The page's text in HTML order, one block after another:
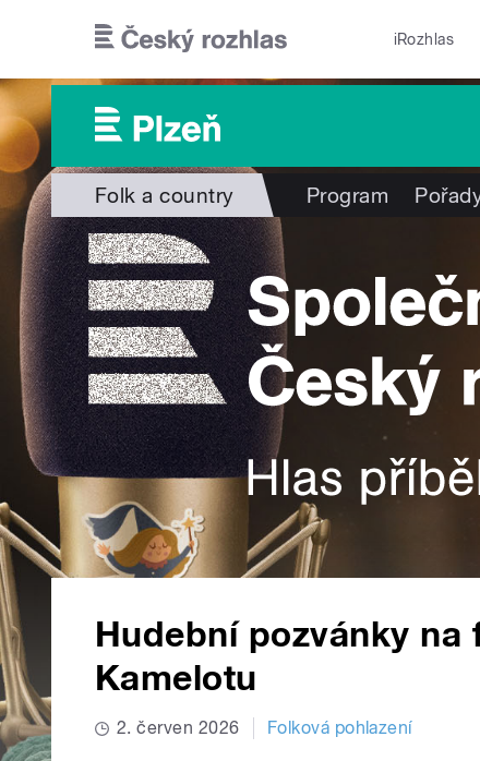
iRozhlas
Folk a country Program
Hudební pozvánky na
Kamelotu
2. červen 2026 Folková pohlazení